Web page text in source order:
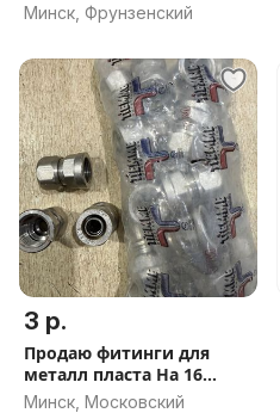
Минск, Фрунзенский
3 р.
Продаю фитинги для
металл пласта На 16
мет.пл
Минск, Московский